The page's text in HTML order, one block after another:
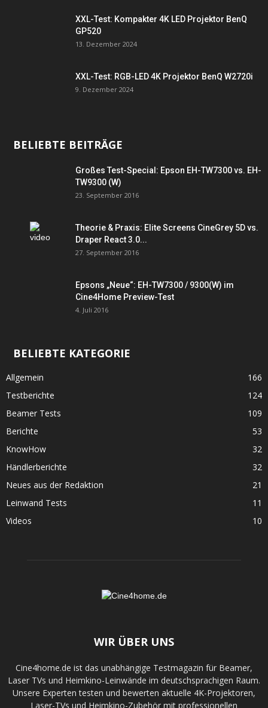
XXL-Test: Kompakter 4K LED Projektor BenQ
GP520
13. Dezember 2024
XXL-Test: RGB-LED 4K Projektor BenQ W2720i
9. Dezember 2024
BELIEBTE BEITRÄGE
Großes Test-Special: Epson EH-TW7300 vs. EH-
TW9300 (W)
23. September 2016
Theorie & Praxis: Elite Screens CineGrey 5D vs.
Draper React 3.0...
27. September 2016
Epsons „Neue“: EH-TW7300 / 9300(W) im
Cine4Home Preview-Test
4. Juli 2016
BELIEBTE KATEGORIE
Allgemein
166
Testberichte
124
Beamer Tests
109
Berichte
53
KnowHow
32
Händlerberichte
32
Neues aus der Redaktion
21
Leinwand Tests
11
Videos
10
WIR ÜBER UNS
Cine4home.de ist das unabhängige Testmagazin für Beamer,
Laser TVs und Heimkino-Leinwände im deutschsprachigen Raum.
Unsere Experten testen und bewerten aktuelle 4K-Projektoren,
Laser-TVs und Heimkino-Zubehör mit professionellen